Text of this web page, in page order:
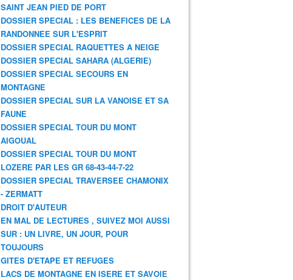
SAINT JEAN PIED DE PORT
DOSSIER SPECIAL : LES BENEFICES DE LA
RANDONNEE SUR L'ESPRIT
DOSSIER SPECIAL RAQUETTES A NEIGE
DOSSIER SPECIAL SAHARA (ALGERIE)
DOSSIER SPECIAL SECOURS EN
MONTAGNE
DOSSIER SPECIAL SUR LA VANOISE ET SA
FAUNE
DOSSIER SPECIAL TOUR DU MONT
AIGOUAL
DOSSIER SPECIAL TOUR DU MONT
LOZERE PAR LES GR 68-43-44-7-22
DOSSIER SPECIAL TRAVERSEE CHAMONIX
- ZERMATT
DROIT D'AUTEUR
EN MAL DE LECTURES , SUIVEZ MOI AUSSI
SUR : UN LIVRE, UN JOUR, POUR
TOUJOURS
GITES D'ETAPE ET REFUGES
LACS DE MONTAGNE EN ISERE ET SAVOIE